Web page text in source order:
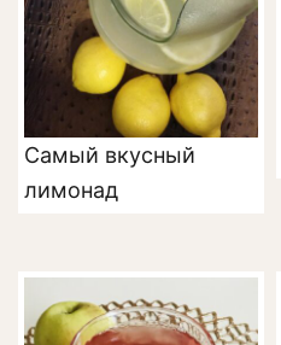
Самый вкусный
лимонад